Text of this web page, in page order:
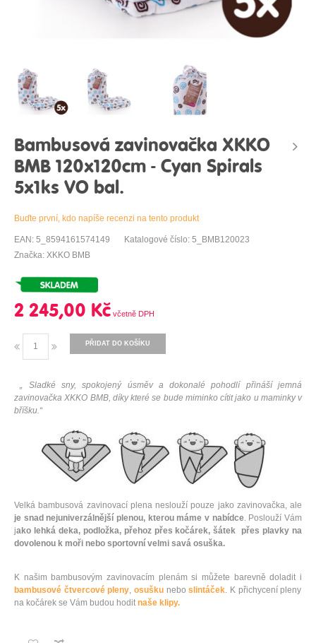
Bambusová zavinovačka XKKO
BMB 120x120cm - Cyan Spirals
5x1ks VO bal.
Buďte první, kdo napíše recenzi na tento produkt
EAN: 5_8594161574149
Katalogové číslo: 5_BMB120023
Značka: XKKO BMB
2 245,00 Kč
PŘIDAT DO KOŠÍKU
„ Sladké sny, spokojený úsměv a dokonalé pohodlí přináší jemná
zavinovačka XKKO BMB, díky které se bude miminko cítit jako u maminky v
bříšku.“
Velká bambusová zavinovací plena neslouží pouze jako zavinovačka, ale
je snad nejuniverzálnější plenou, kterou máme v nabídce. Poslouží Vám
jako lehká deka, podložka, přehoz přes kočárek, šátek přes plavky na
dovolenou k moři nebo sportovní velmi savá osuška.
K našim bambusovým zavinovacím plenám si můžete barevně doladit i
bambusové čtvercové pleny,osušku neboslintáček. K přichycení pleny
na kočárek se Vám budou hodit naše klipy.